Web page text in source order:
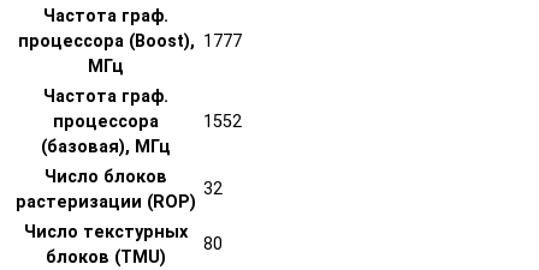
Частота граф.
процессора (Boost),
МГц
1777
Частота граф.
процессора
(базовая), МГц
1552
Число блоков
растеризации (ROP)
32
Число текстурных
блоков (TMU)
80